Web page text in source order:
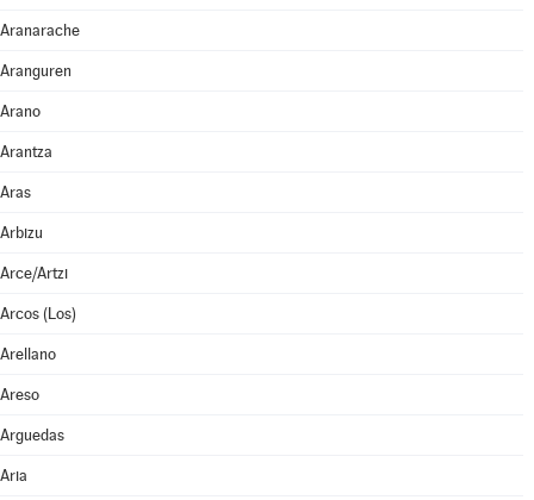
Aranarache
Aranguren
Arano
Arantza
Aras
Arbizu
Arce/Artzi
Arcos (Los)
Arellano
Areso
Arguedas
Aria